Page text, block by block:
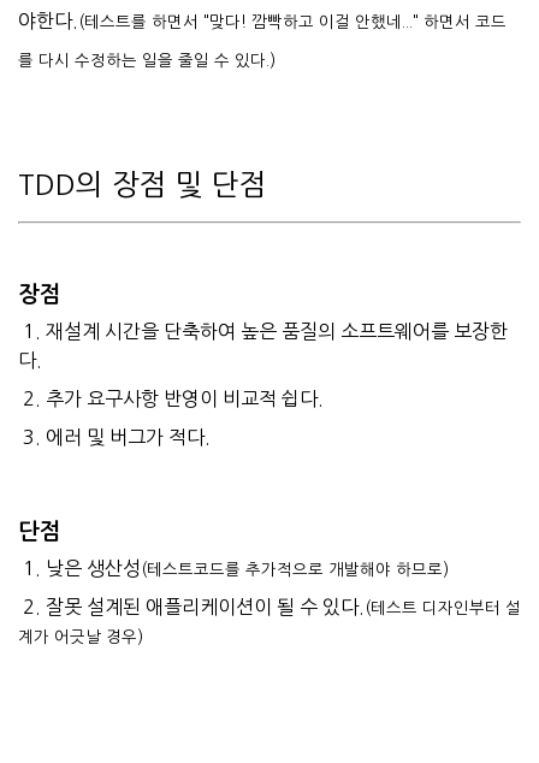
야한다. (테스트를 하면서 "맞다! 깜빡하고 이걸 안했네..." 하면서 코드
를 다시 수정하는 일을 줄일 수 있다.)
TDD의 장점 및 단점
장점
1. 재설계 시간을 단축하여 높은 품질의 소프트웨어를 보장한
다.
2. 추가 요구사항 반영이 비교적 쉽다.
3. 에러 및 버그가 적다.
단점
1. 낮은 생산성 (테스트코드를 추가적으로 개발해야 하므로)
2. 잘못 설계된 애플리케이션이 될 수 있다. (테스트 디자인부터 설
계가 어긋날 경우)